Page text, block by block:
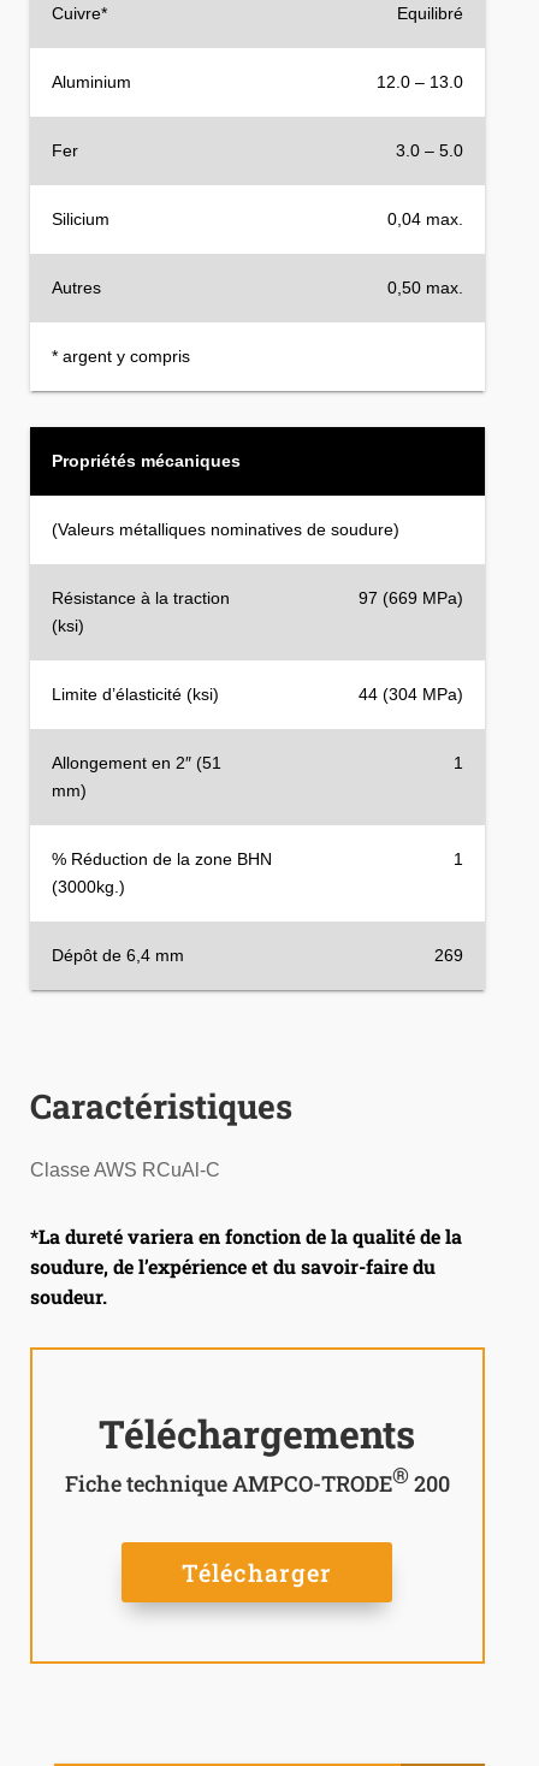
Cuivre* Equilibré
Aluminium 12.0 – 13.0
Fer 3.0 – 5.0
Silicium 0,04 max.
Autres 0,50 max.
* argent y compris
Propriétés mécaniques
(Valeurs métalliques nominatives de soudure)
Résistance à la traction
(ksi)
97 (669 MPa)
Limite d’élasticité (ksi) 44 (304 MPa)
Allongement en 2″ (51
mm)
1
% Réduction de la zone BHN
(3000kg.)
1
Dépôt de 6,4 mm 269
Caractéristiques
Classe AWS RCuAl-C
*La dureté variera en fonction de la qualité de la
soudure, de l’expérience et du savoir-faire du
soudeur.
Téléchargements
Fiche technique AMPCO-TRODE®200
Télécharger